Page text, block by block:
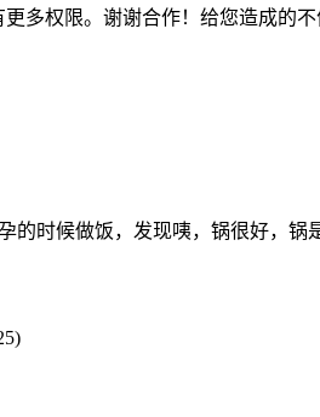
多权限。谢谢合作！给您造成的不
时候做饭，发现咦，锅很好，锅